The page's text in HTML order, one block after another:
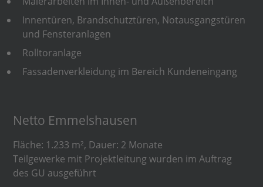
Innentüren, Brandschutztüren, Notausgangstüren
und Fensteranlagen
Rolltoranlage
Fassadenverkleidung im Bereich Kundeneingang
Netto Emmelshausen
Fläche: 1.233 m², Dauer: 2 Monate
Teilgewerke mit Projektleitung wurden im Auftrag
des GU ausgeführt